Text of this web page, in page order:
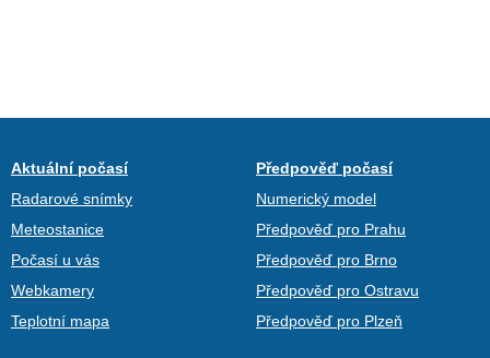
Aktuální počasí
Radarové snímky
Meteostanice
Počasí u vás
Webkamery
Teplotní mapa
Předpověď počasí
Numerický model
Předpověď pro Prahu
Předpověď pro Brno
Předpověď pro Ostravu
Předpověď pro Plzeň